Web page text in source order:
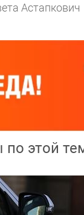
Астапкович
этой